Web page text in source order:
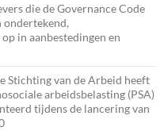
die de Governance Code
ondertekend,
in aanbestedingen en
Stichting van de Arbeid heeft
arbeidsbelasting (PSA)
tijdens de lancering van